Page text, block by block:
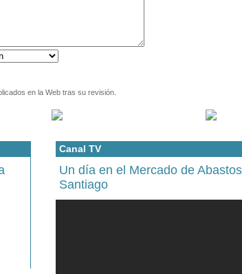
en la Web tras su revisión.
Canal TV
Un día en el Mercado de
Santiago